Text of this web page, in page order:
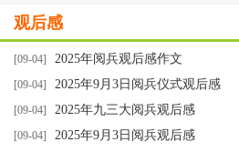
观后感
[09-04] 2025年阅兵观后感作文
[09-04]
2025年9月3日阅兵仪式观后感
[09-04]
2025年九三大阅兵观后感
[09-04]
2025年9月3日阅兵观后感